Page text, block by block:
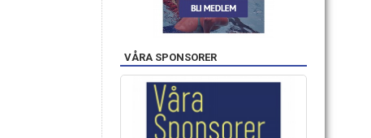
VÅRA SPONSORER